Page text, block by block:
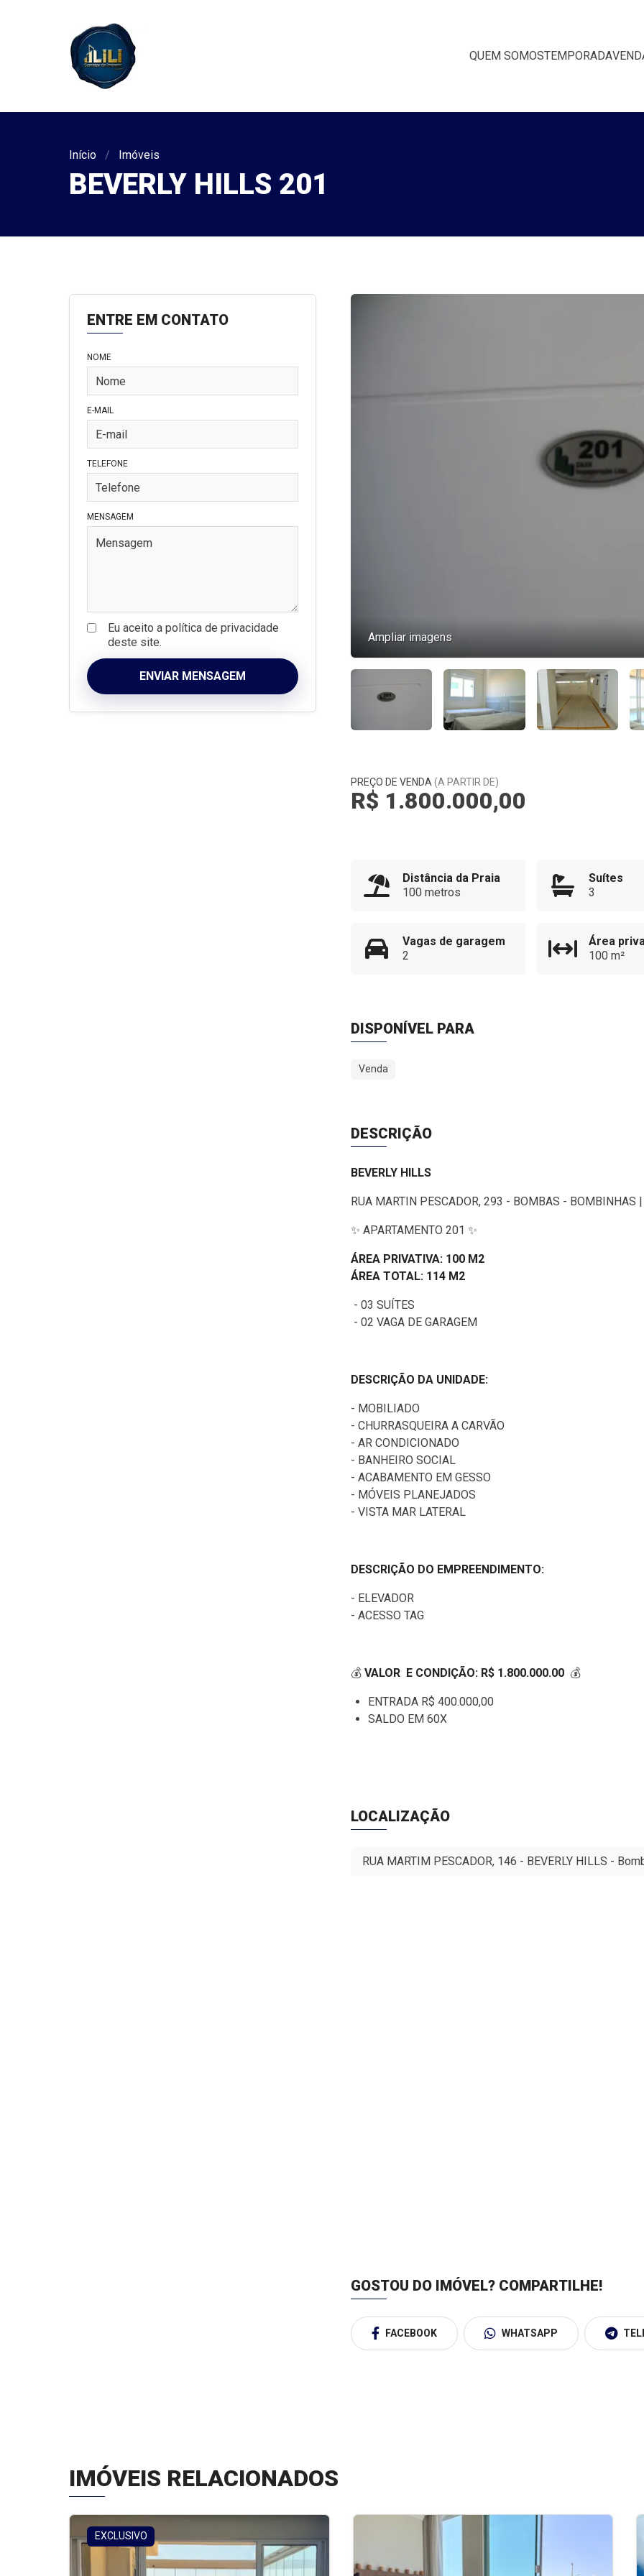
QUEM SOMOSTEMPORADA
Início Imóveis
BEVERLY HILLS 201
ENTRE EM CONTATO
NOME
E-MAIL
TELEFONE
MENSAGEM
Eu aceito a política de privacidade
deste site.
ENVIAR MENSAGEM
Ampliar imagens
PREÇO DE VENDA (A PARTIR DE)
R$ 1.800.000,00
Distância da Praia
100 metros
Suítes
3
Vagas de garagem
2
Área
100 m²
DISPONÍVEL PARA
Venda
DESCRIÇÃO
BEVERLY HILLS
RUA MARTIN PESCADOR, 293 - BOMBAS - BOMBINHAS
✨ APARTAMENTO 201 ✨
ÁREA PRIVATIVA: 100 M2
ÁREA TOTAL: 114 M2
- 03 SUÍTES
- 02 VAGA DE GARAGEM
DESCRIÇÃO DA UNIDADE:
- MOBILIADO
- CHURRASQUEIRA A CARVÃO
- AR CONDICIONADO
- BANHEIRO SOCIAL
- ACABAMENTO EM GESSO
- MÓVEIS PLANEJADOS
- VISTA MAR LATERAL
DESCRIÇÃO DO EMPREENDIMENTO:
- ELEVADOR
- ACESSO TAG
💰 VALOR E CONDIÇÃO: R$ 1.800.000.00 💰
ENTRADA R$ 400.000,00
SALDO EM 60X
LOCALIZAÇÃO
RUA MARTIM PESCADOR, 146 - BEVERLY HILLS -
GOSTOU DO IMÓVEL? COMPARTILHE!
FACEBOOK WHATSAPP
IMÓVEIS RELACIONADOS
EXCLUSIVO